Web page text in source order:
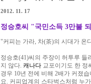
2012. 11. 17
정승호씨 "국민소득 3만불
"커피는 가라, 차(茶)의 시대가 온
정승호(41)씨의 주장이 허투루
지 않다. 캐나다 교포이기도 한 정
경우 10년 전에 비해 2배가 커졌
요. 커피업계의 스타벅스처럼 누